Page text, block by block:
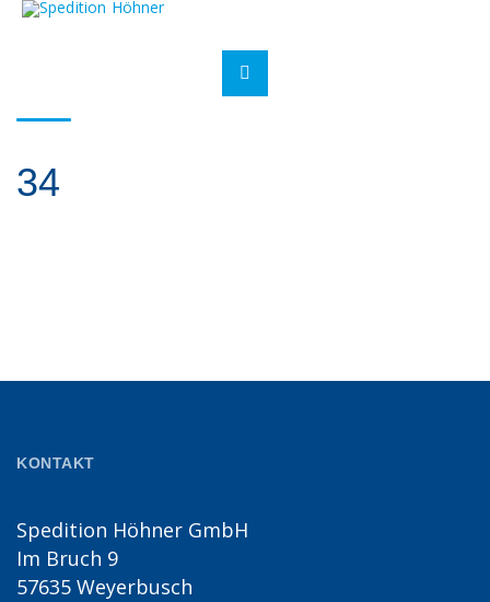
34
KONTAKT
Spedition Höhner GmbH
Im Bruch 9
57635 Weyerbusch